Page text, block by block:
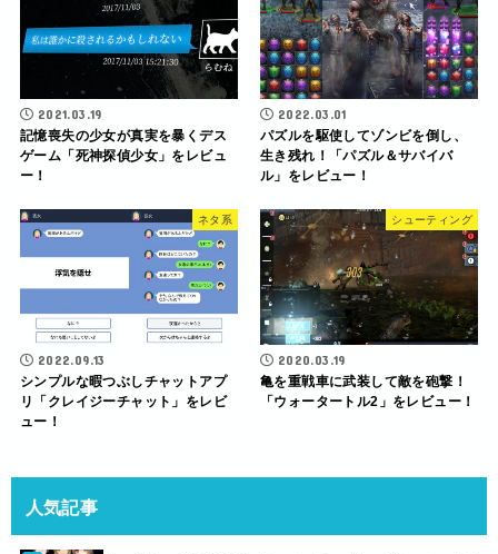
2021.03.19
記憶喪失の少女が真実を暴くデス
ゲーム「死神探偵少女」をレビュ
ー！
2022.03.01
パズルを駆使してゾンビを倒し、
生き残れ！「パズル＆サバイバ
ル」をレビュー！
ネタ系
2022.09.13
シンプルな暇つぶしチャットアプ
リ「クレイジーチャット」をレビ
ュー！
シューティング
2020.03.19
亀を重戦車に武装して敵を砲撃！
「ウォータートル2」をレビュー！
人気記事